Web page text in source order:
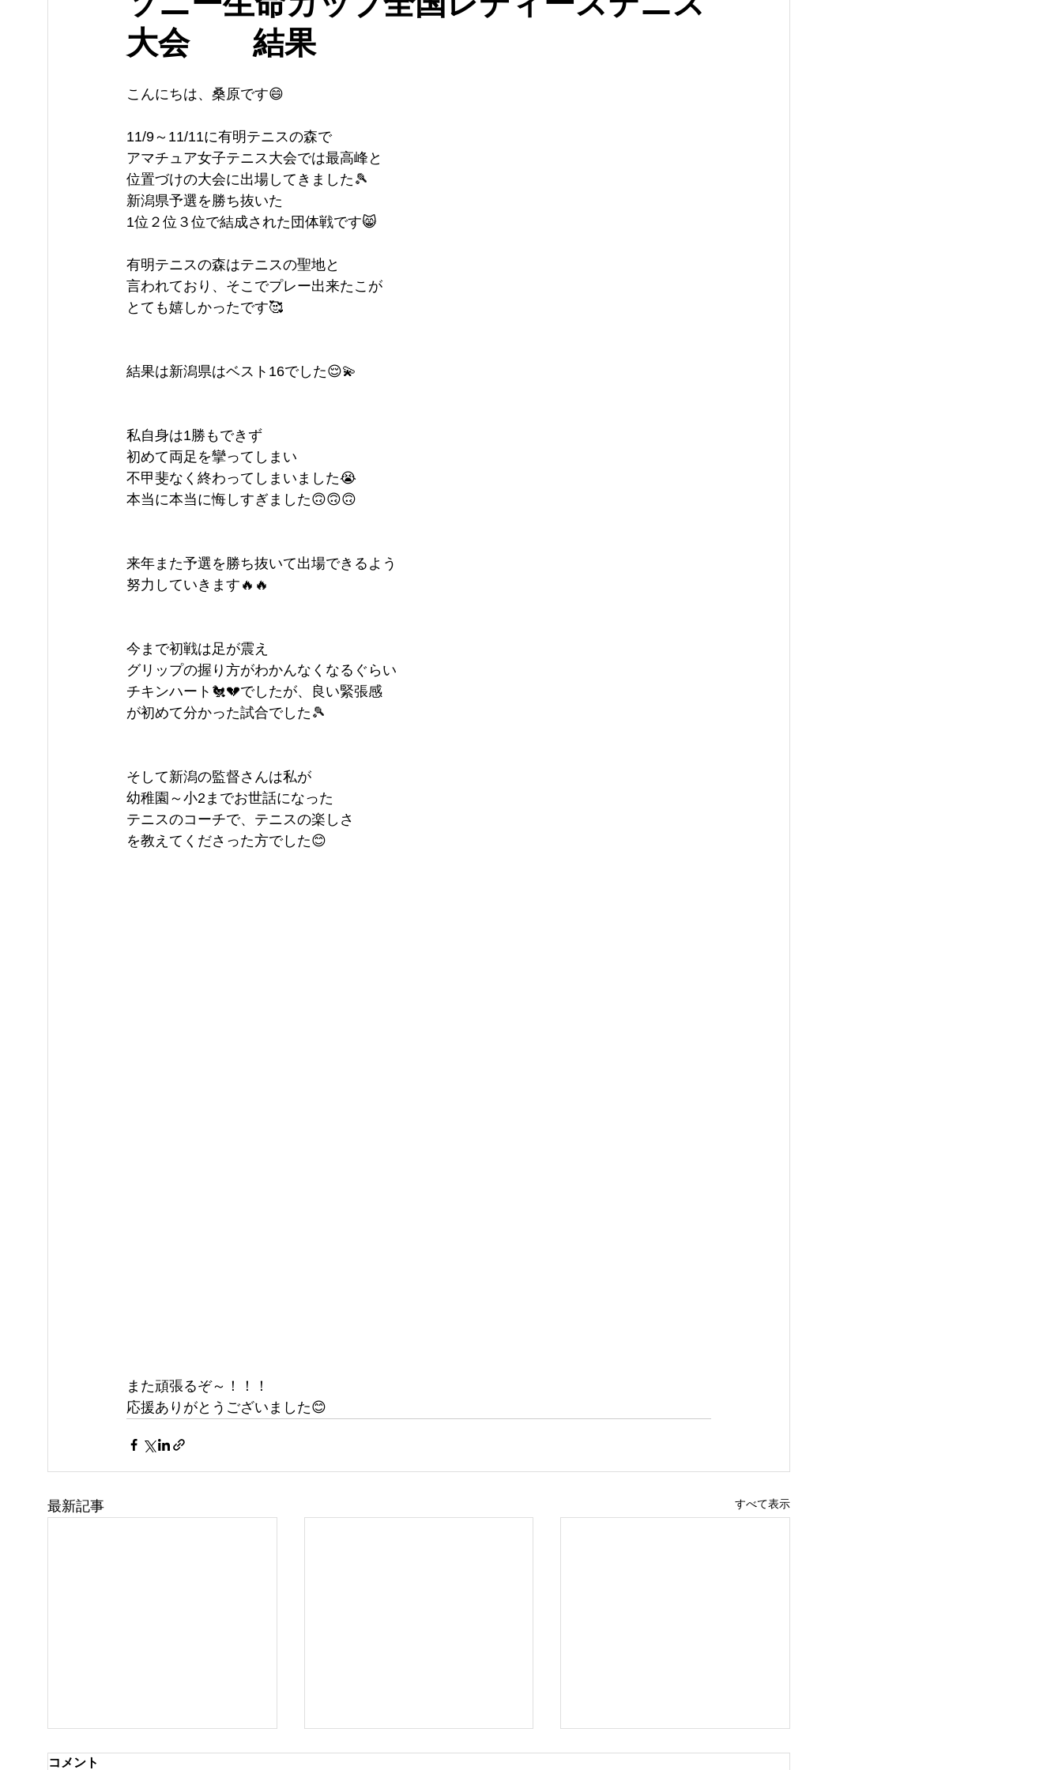
大会 結果
こんにちは、桑原です😄
11/9～11/11に有明テニスの森で
アマチュア女子テニス大会では最高峰と
位置づけの大会に出場してきました🎾
新潟県予選を勝ち抜いた
1位２位３位で結成された団体戦です😸
有明テニスの森はテニスの聖地と
言われており、そこでプレー出来たこが
とても嬉しかったです🥰
結果は新潟県はベスト16でした😌💫
私自身は1勝もできず
初めて両足を攣ってしまい
不甲斐なく終わってしまいました😭
本当に本当に悔しすぎました🙃🙃🙃
来年また予選を勝ち抜いて出場できるよう
努力していきます🔥🔥
今まで初戦は足が震え
グリップの握り方がわかんなくなるぐらい
チキンハート🐔💔でしたが、良い緊張感
が初めて分かった試合でした🎾
そして新潟の監督さんは私が
幼稚園～小2までお世話になった
テニスのコーチで、テニスの楽しさ
を教えてくださった方でした😊
また頑張るぞ～！！！
応援ありがとうございました😊
最新記事 すべて表示
コメント